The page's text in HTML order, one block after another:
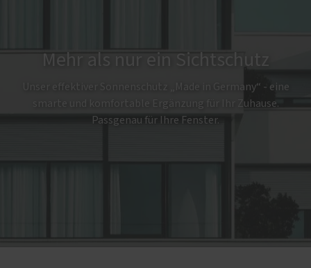
Mehr als nur ein Sichtschutz
Unser effektiver Sonnenschutz „Made in Germany“ - eine
smarte und komfortable Ergänzung für Ihr Zuhause.
Passgenau für Ihre Fenster.